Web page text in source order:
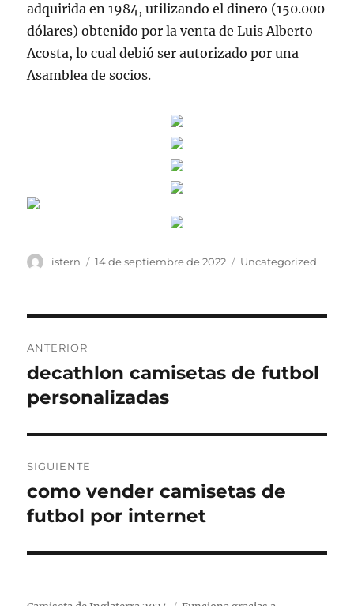
adquirida en 1984, utilizando el dinero (150.000
dólares) obtenido por la venta de Luis Alberto
Acosta, lo cual debió ser autorizado por una
Asamblea de socios.
Autor
istern
Publicado
14 de septiembre de 2022 Categorías
Uncategorized
de
entradas
ANTERIOR
Entrada
anterior:
decathlon camisetas de futbol
personalizadas
SIGUIENTE
Entrada
siguiente:
como vender camisetas de
futbol por internet